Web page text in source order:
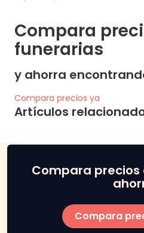
Compara
funerarias
y ahorra
Compara precios ya
Artículos
Compara
Compara